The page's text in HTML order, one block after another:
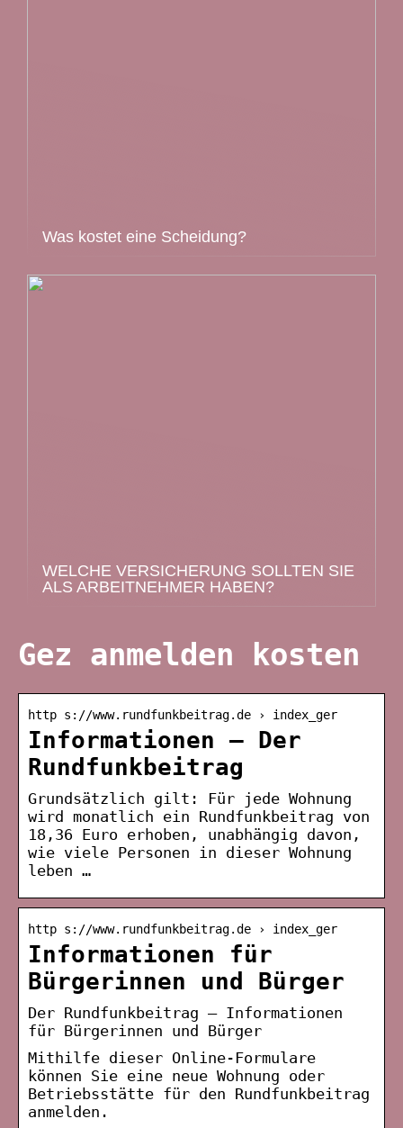
Was kostet eine Scheidung?
WELCHE VERSICHERUNG SOLLTEN SIE
ALS ARBEITNEHMER HABEN?
Gez anmelden kosten
http s://www.rundfunkbeitrag.de › index_ger
Informationen – Der
Rundfunkbeitrag
Grundsätzlich gilt: Für jede Wohnung
wird monatlich ein Rundfunkbeitrag von
18,36 Euro erhoben, unabhängig davon,
wie viele Personen in dieser Wohnung
leben …
http s://www.rundfunkbeitrag.de › index_ger
Informationen für
Bürgerinnen und Bürger
Der Rundfunkbeitrag – Informationen
für Bürgerinnen und Bürger
Mithilfe dieser Online-Formulare
können Sie eine neue Wohnung oder
Betriebsstätte für den Rundfunkbeitrag
anmelden.